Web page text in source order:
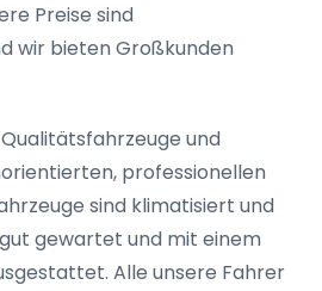
Preise sind
wir bieten Großkunden
und
professionellen
sind klimatisiert und
gewartet und mit einem
Alle unsere Fahrer